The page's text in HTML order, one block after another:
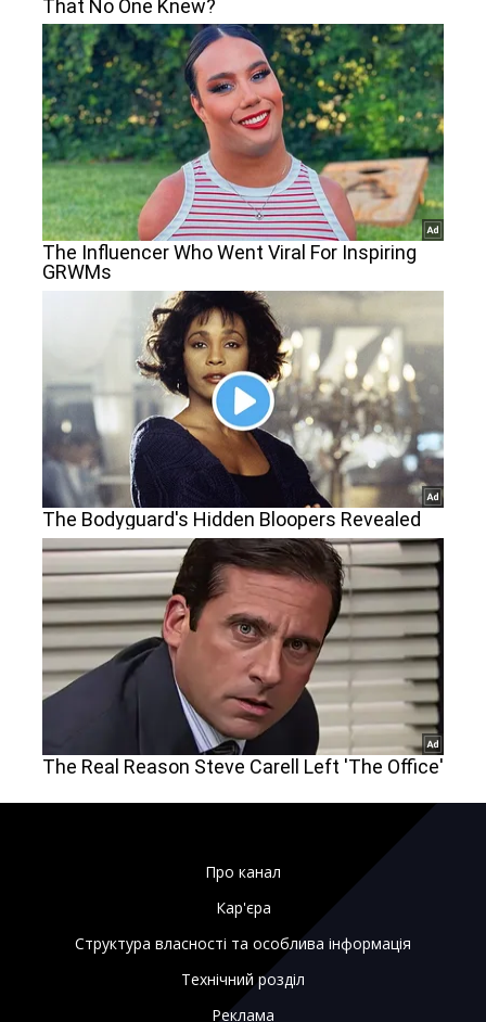
Про канал
Кар'єра
Структура власності та особлива інформація
Технічний розділ
Реклама